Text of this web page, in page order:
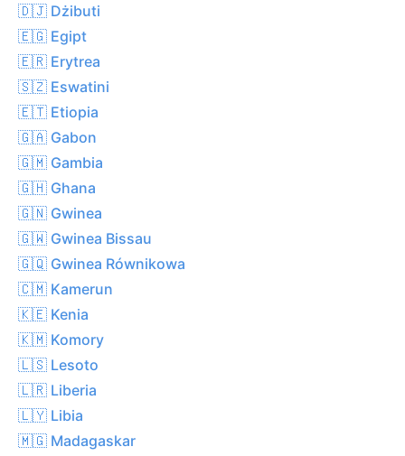
🇩🇯 Dżibuti
🇪🇬 Egipt
🇪🇷 Erytrea
🇸🇿 Eswatini
🇪🇹 Etiopia
🇬🇦 Gabon
🇬🇲 Gambia
🇬🇭 Ghana
🇬🇳 Gwinea
🇬🇼 Gwinea Bissau
🇬🇶 Gwinea Równikowa
🇨🇲 Kamerun
🇰🇪 Kenia
🇰🇲 Komory
🇱🇸 Lesoto
🇱🇷 Liberia
🇱🇾 Libia
🇲🇬 Madagaskar